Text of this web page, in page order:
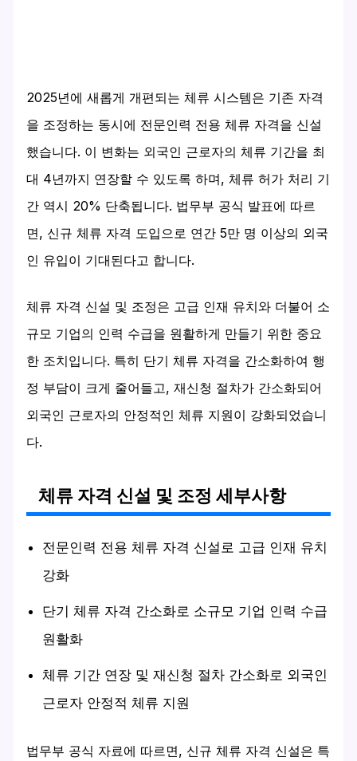
2025년에 새롭게 개편되는 체류 시스템은 기존 자격
을 조정하는 동시에 전문인력 전용 체류 자격을 신설
했습니다. 이 변화는 외국인 근로자의 체류 기간을 최
대 4년까지 연장할 수 있도록 하며, 체류 허가 처리 기
간 역시 20% 단축됩니다. 법무부 공식 발표에 따르
면, 신규 체류 자격 도입으로 연간 5만 명 이상의 외국
인 유입이 기대된다고 합니다.
체류 자격 신설 및 조정은 고급 인재 유치와 더불어 소
규모 기업의 인력 수급을 원활하게 만들기 위한 중요
한 조치입니다. 특히 단기 체류 자격을 간소화하여 행
정 부담이 크게 줄어들고, 재신청 절차가 간소화되어
외국인 근로자의 안정적인 체류 지원이 강화되었습니
다.
체류 자격 신설 및 조정 세부사항
전문인력 전용 체류 자격 신설로 고급 인재 유치
강화
단기 체류 자격 간소화로 소규모 기업 인력 수급
원활화
체류 기간 연장 및 재신청 절차 간소화로 외국인
근로자 안정적 체류 지원
법무부 공식 자료에 따르면, 신규 체류 자격 신설은 특